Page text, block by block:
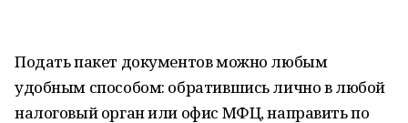
Подать пакет документов можно любым
удобным способом: обратившись лично в любой
налоговый орган или офис МФЦ, направить по